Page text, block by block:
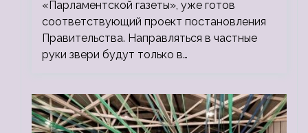
«Парламентской газеты», уже готов
соответствующий проект постановления
Правительства. Направляться в частные
руки звери будут только в…